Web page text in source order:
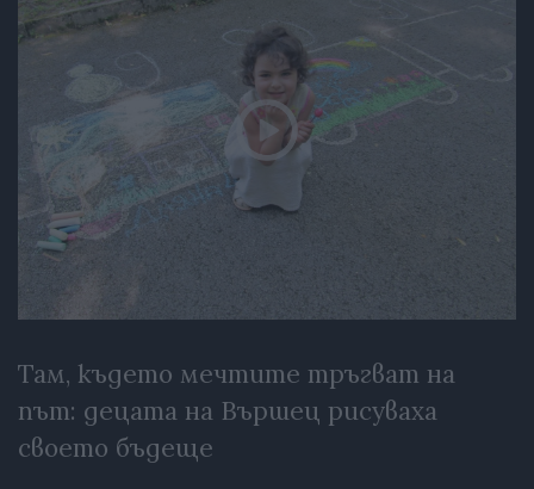
Там, където мечтите тръгват на
път: децата на Вършец рисуваха
своето бъдеще